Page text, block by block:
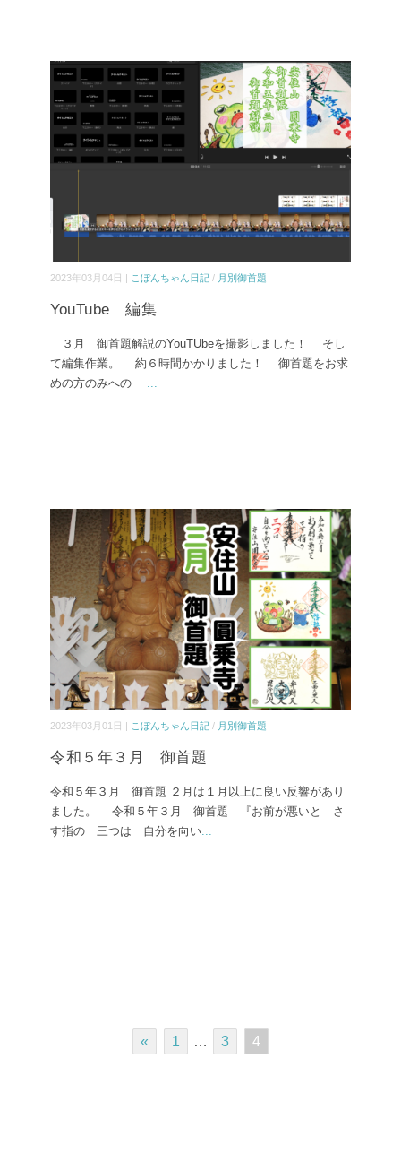
2023年03月04日 | こぼんちゃん日記 / 月別御首題
YouTube 編集
３月 御首題解説のYouTUbeを撮影しました！ そし
て編集作業。 約６時間かかりました！ 御首題をお求
めの方のみへの ...
2023年03月01日 | こぼんちゃん日記 / 月別御首題
令和５年３月 御首題
令和５年３月 御首題 ２月は１月以上に良い反響があり
ました。 令和５年３月 御首題 『お前が悪いと さ
す指の 三つは 自分を向い...
« 1 … 3 4